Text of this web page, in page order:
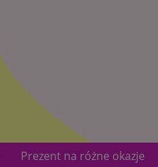
Prezent na różne okazje